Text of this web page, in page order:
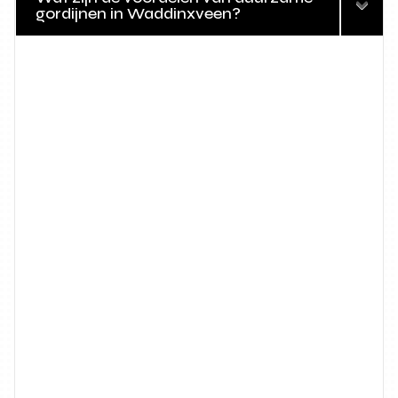
gordijnen in Waddinxveen?